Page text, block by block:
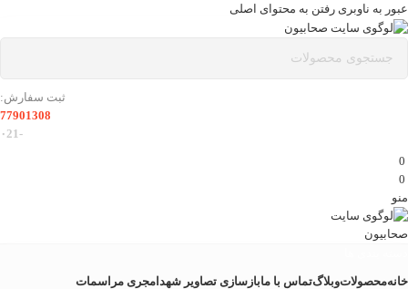
عبور به ناوبری رفتن به محتوای اصلی
ثبت سفارش:
77901308
-۰21
0
0
منو
خانهمحصولاتوبلاگتماس با مابازسازی تصاویر شهدا مجری مراسمات